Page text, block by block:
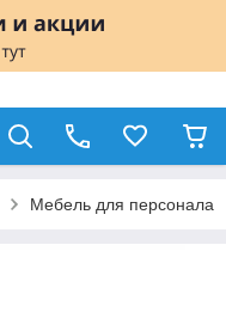
Мебель для персонала